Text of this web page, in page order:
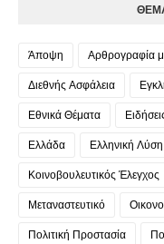
Άποψη Αρθρογραφία
Διεθνής Ασφάλεια
Εθνικά Θέματα
Ελλάδα
Ελληνική Λύση
Κοινοβουλευτικός Έλεγχος
Μεταναστευτικό
Πολιτική Προστασία